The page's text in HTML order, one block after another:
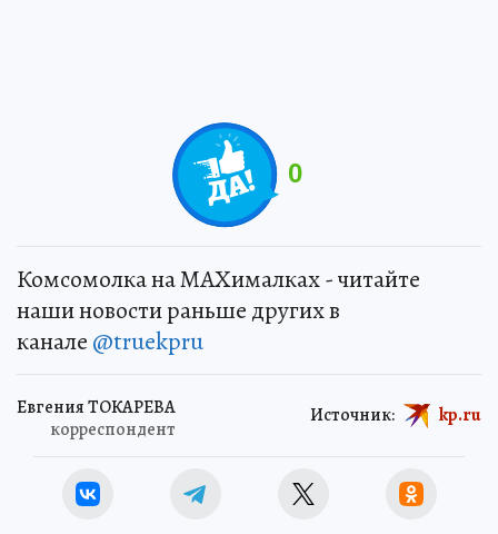
0
Комсомолка на MAXималках - читайте
наши новости раньше других в
канале @truekpru
Евгения ТОКАРЕВА
корреспондент
Источник: kp.ru